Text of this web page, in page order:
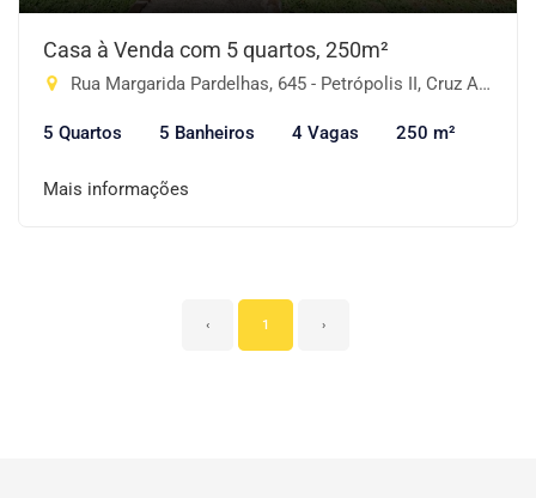
Casa à Venda com 5 quartos, 250m²
Rua Margarida Pardelhas, 645 - Petrópolis II, Cruz Alta-RS
5 Quartos 5 Banheiros 4 Vagas 250 m²
Mais informações
‹ 1 ›